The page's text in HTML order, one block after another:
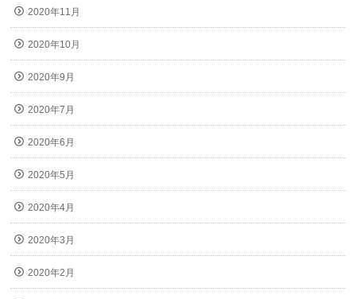
2020年11月
2020年10月
2020年9月
2020年7月
2020年6月
2020年5月
2020年4月
2020年3月
2020年2月